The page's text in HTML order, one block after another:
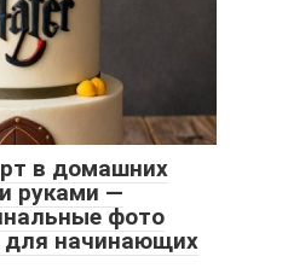
в домашних
руками —
фото
для начинающих